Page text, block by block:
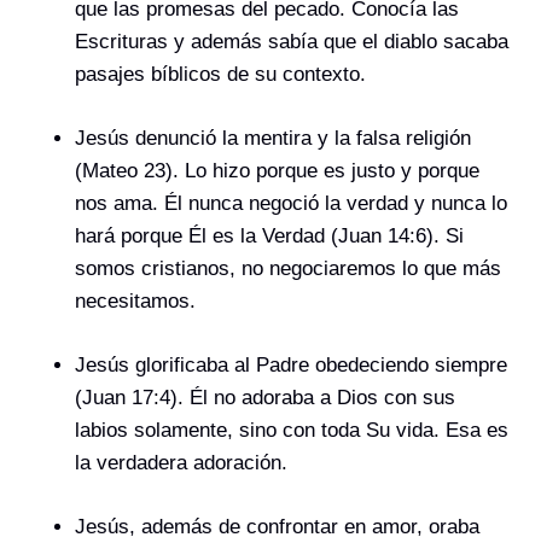
que las promesas del pecado. Conocía las
Escrituras y además sabía que el diablo sacaba
pasajes bíblicos de su contexto.
Jesús denunció la mentira y la falsa religión
(Mateo 23). Lo hizo porque es justo y porque
nos ama. Él nunca negoció la verdad y nunca lo
hará porque Él es la Verdad (Juan 14:6). Si
somos cristianos, no negociaremos lo que más
necesitamos.
Jesús glorificaba al Padre obedeciendo siempre
(Juan 17:4). Él no adoraba a Dios con sus
labios solamente, sino con toda Su vida. Esa es
la verdadera adoración.
Jesús, además de confrontar en amor, oraba